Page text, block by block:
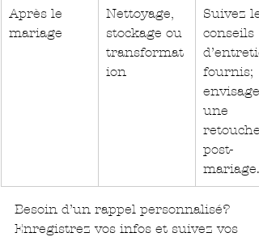
Après le
mariage
Nettoyage,
stockage ou
transformat
ion
Suivez
conseils
fournis;
une
retouche
post-
mariage.
Besoin d’un rappel personnalisé?
Enregistrez vos infos et suivez vos